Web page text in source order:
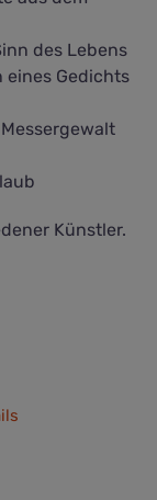
des Lebens
eines Gedichts
Künstler.